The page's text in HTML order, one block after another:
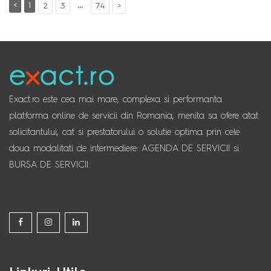
< 1 2 3 … 74 >
Exact.ro este cea mai mare, complexa si performanta
platforma online de servicii din Romania, menita sa ofere atat
solicitantului, cat si prestatorului o solutie optima prin cele
doua modalitati de intermediere: AGENDA DE SERVICII si
BURSA DE SERVICII.